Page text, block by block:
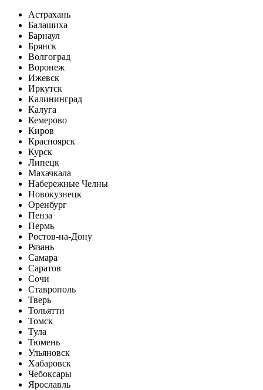
Астрахань
Балашиха
Барнаул
Брянск
Волгоград
Воронеж
Ижевск
Иркутск
Калининград
Калуга
Кемерово
Киров
Красноярск
Курск
Липецк
Махачкала
Набережные Челны
Новокузнецк
Оренбург
Пенза
Пермь
Ростов-на-Дону
Рязань
Самара
Саратов
Сочи
Ставрополь
Тверь
Тольятти
Томск
Тула
Тюмень
Ульяновск
Хабаровск
Чебоксары
Ярославль